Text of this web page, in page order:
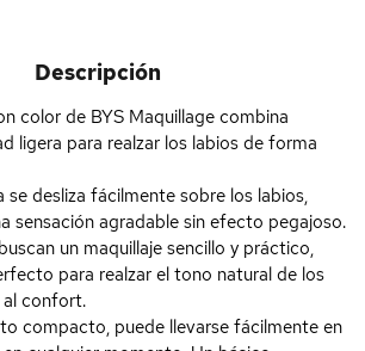
Descripción
color de BYS Maquillage combina
ligera para realzar los labios de forma
se desliza fácilmente sobre los labios,
sensación agradable sin efecto pegajoso.
un maquillaje sencillo y práctico,
para realzar el tono natural de los
al confort.
compacto, puede llevarse fácilmente en